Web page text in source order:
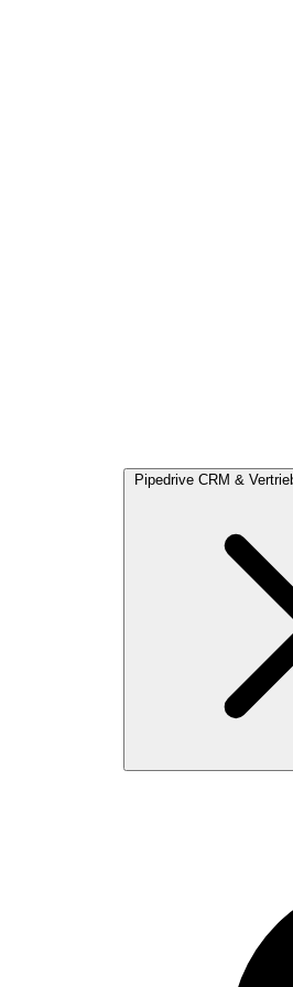
Pipedrive CRM &